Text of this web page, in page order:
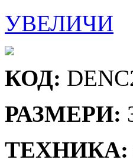
УВЕЛИЧИ
КОД:
РАЗМЕРИ:
ТЕХНИКА: